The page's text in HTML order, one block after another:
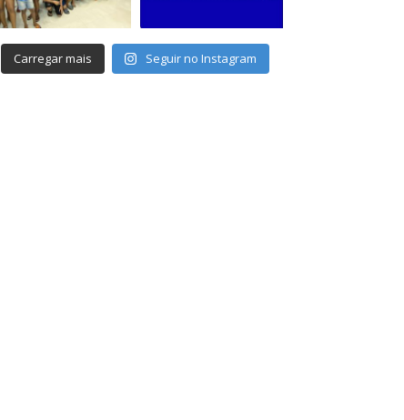
Carregar mais Seguir no Instagram